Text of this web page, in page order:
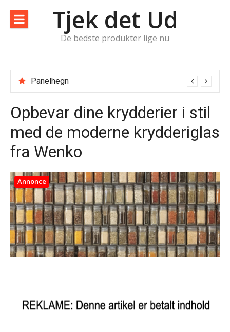
indhold
Tjek det Ud
De bedste produkter lige nu
Panelhegn
Opbevar dine krydderier i stil
med de moderne krydderiglas
fra Wenko
Annonce